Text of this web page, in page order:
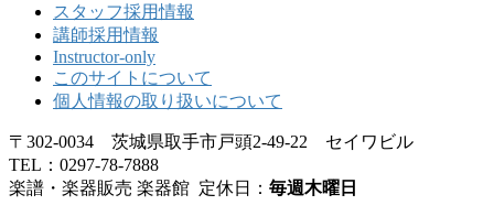
スタッフ採用情報
講師採用情報
Instructor-only
このサイトについて
個人情報の取り扱いについて
〒302-0034 茨城県取手市戸頭2-49-22 セイワビル
TEL：0297-78-7888
楽譜・楽器販売 楽器館 定休日： 毎週木曜日